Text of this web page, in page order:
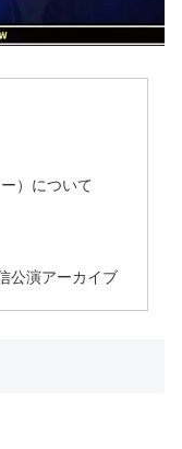
）について
公演アーカイブ